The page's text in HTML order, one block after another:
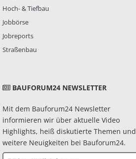
Hoch- & Tiefbau
Jobbörse
Jobreports
Straßenbau
BAUFORUM24 NEWSLETTER
Mit dem Bauforum24 Newsletter
informieren wir über aktuelle Video
Highlights, heiß diskutierte Themen und
weitere Neuigkeiten bei Bauforum24.